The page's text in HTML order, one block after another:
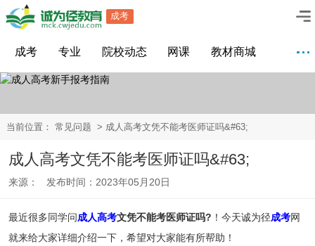
成考
成考 专业 院校动态 网课 教材商城
当前位置： 常见问题 > 成人高考文凭不能考医师证吗&#63;
成人高考文凭不能考医师证吗&#63;
来源： 发布时间：2023年05月20日
最近很多同学问成人高考文凭不能考医师证吗? ！今天诚为径成考网
就来给大家详细介绍一下，希望对大家能有所帮助！